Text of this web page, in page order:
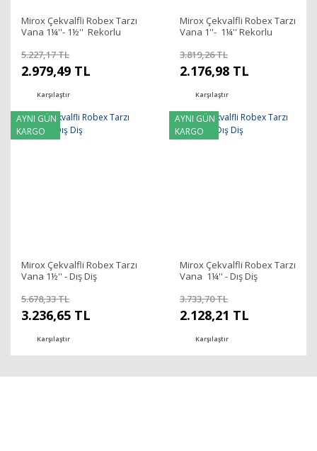
Mirox Çekvalfli Robex Tarzı
Vana 1¼''- 1½'' Rekorlu
5.227,17 TL
2.979,49 TL
Karşılaştır
Mirox Çekvalfli Robex Tarzı
Vana 1''- 1¼'' Rekorlu
3.819,26 TL
2.176,98 TL
Karşılaştır
AYNI GÜN
KARGO
Mirox Çekvalfli Robex Tarzı
Vana 1½'' - Dış Diş
5.678,33 TL
3.236,65 TL
Karşılaştır
AYNI GÜN
KARGO
Mirox Çekvalfli Robex Tarzı
Vana 1¼'' - Dış Diş
3.733,70 TL
2.128,21 TL
Karşılaştır